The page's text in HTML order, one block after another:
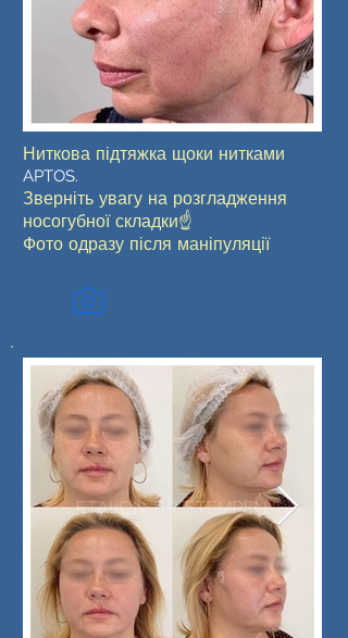
Ниткова підтяжка щоки нитками
APTOS.
Зверніть увагу на розгладження
носогубної складки☝️
Фото одразу після маніпуляції